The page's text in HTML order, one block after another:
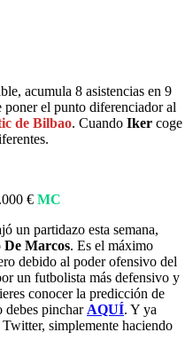
acumula 8 asistencias en 9
poner el punto diferenciador al
de Bilbao. Cuando Iker coge
€ MC
un partidazo esta semana,
Marcos. Es el máximo
debido al poder ofensivo del
un futbolista más defensivo y
conocer la predicción de
debes pinchar AQUÍ. Y ya
simplemente haciendo